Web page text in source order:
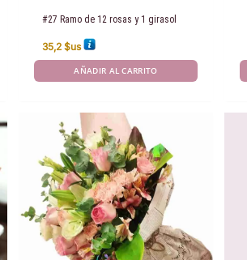
#27 Ramo de 12 rosas y 1 girasol
35,2$us
AÑADIR AL CARRITO